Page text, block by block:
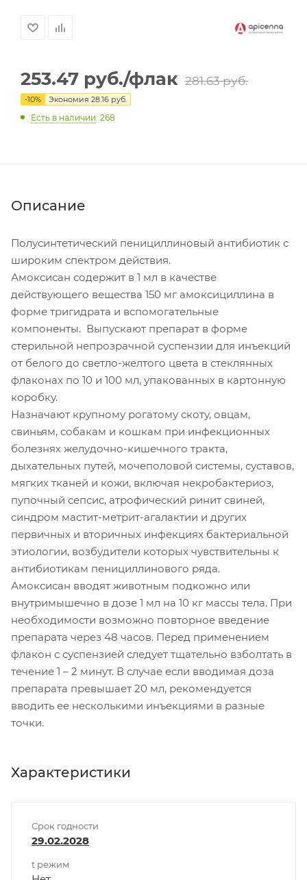
253.47 руб./флак 281.63руб.
-10% Экономия 28.16 руб.
Есть в наличии: 268
Описание
Полусинтетический пенициллиновый антибиотик с
широким спектром действия.
Амоксисан содержит в 1 мл в качестве
действующего вещества 150 мг амоксициллина в
форме тригидрата и вспомогательные
компоненты. Выпускают препарат в форме
стерильной непрозрачной суспензии для инъекций
от белого до светло-желтого цвета в стеклянных
флаконах по 10 и 100 мл, упакованных в картонную
коробку.
Назначают крупному рогатому скоту, овцам,
свиньям, собакам и кошкам при инфекционных
болезнях желудочно-кишечного тракта,
дыхательных путей, мочеполовой системы, суставов,
мягких тканей и кожи, включая некробактериоз,
пупочный сепсис, атрофический ринит свиней,
синдром мастит-метрит-агалактии и других
первичных и вторичных инфекциях бактериальной
этиологии, возбудители которых чувствительны к
антибиотикам пенициллинового ряда.
Амоксисан вводят животным подкожно или
внутримышечно в дозе 1 мл на 10 кг массы тела. При
необходимости возможно повторное введение
препарата через 48 часов. Перед применением
флакон с суспензией следует тщательно взболтать в
течение 1 – 2 минут. В случае если вводимая доза
препарата превышает 20 мл, рекомендуется
вводить ее несколькими инъекциями в разные
точки.
Характеристики
Срок годности
29.02.2028
t режим